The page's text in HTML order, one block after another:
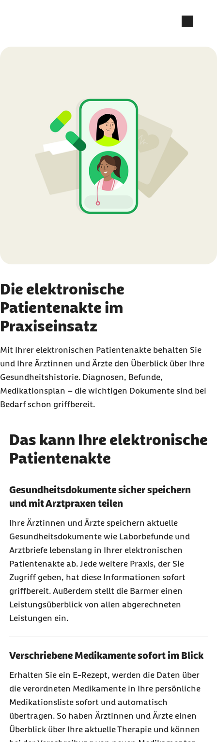
Die elektronische
Patientenakte im
Praxiseinsatz
Mit Ihrer elektronischen Patientenakte behalten Sie
und Ihre Ärztinnen und Ärzte den Überblick über Ihre
Gesundheitshistorie. Diagnosen, Befunde,
Medikationsplan – die wichtigen Dokumente sind bei
Bedarf schon griffbereit.
Das kann Ihre elektronische
Patientenakte
Gesundheitsdokumente sicher speichern
und mit Arztpraxen teilen
Ihre Ärztinnen und Ärzte speichern aktuelle
Gesundheitsdokumente wie Laborbefunde und
Arztbriefe lebenslang in Ihrer elektronischen
Patientenakte ab. Jede weitere Praxis, der Sie
Zugriff geben, hat diese Informationen sofort
griffbereit. Außerdem stellt die Barmer einen
Leistungsüberblick von allen abgerechneten
Leistungen ein.
Verschriebene Medikamente sofort im Blick
Erhalten Sie ein E-Rezept, werden die Daten über
die verordneten Medikamente in Ihre persönliche
Medikationsliste sofort und automatisch
übertragen. So haben Ärztinnen und Ärzte einen
Überblick über Ihre aktuelle Therapie und können